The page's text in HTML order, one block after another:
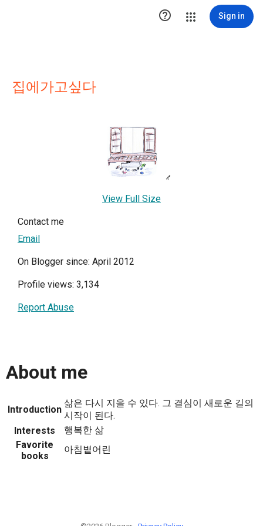
 Sign in
집에가고싶다
View Full Size
Contact me
Email
On Blogger since: April 2012
Profile views: 3,134
Report Abuse
About me
Introduction
삶은 다시 지을 수 있다. 그 결심이 새로운 길의
시작이 된다.
Interests
행복한 삶
Favorite
books
아침볕어린